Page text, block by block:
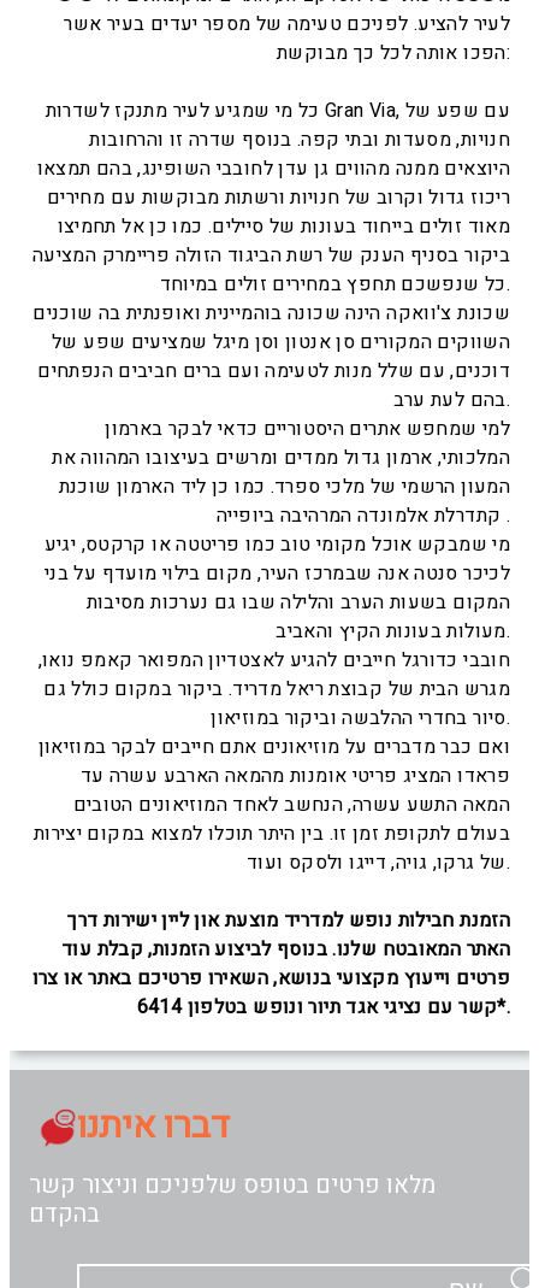
לעיר להציע. לפניכם טעימה של מספר יעדים בעיר אשר
הפכו אותה לכל כך מבוקשת:
כל מי שמגיע לעיר מתנקז לשדרות Gran Via, עם שפע של
חנויות, מסעדות ובתי קפה. בנוסף שדרה זו והרחובות
היוצאים ממנה מהווים גן עדן לחובבי השופינג, בהם תמצאו
ריכוז גדול וקרוב של חנויות ורשתות מבוקשות עם מחירים
מאוד זולים בייחוד בעונות של סיילים. כמו כן אל תחמיצו
ביקור בסניף הענק של רשת הביגוד הזולה פריימרק המציעה
כל שנפשכם תחפץ במחירים זולים במיוחד.
שכונת צ'וואקה הינה שכונה בוהמיינית ואופנתית בה שוכנים
השווקים המקורים סן אנטון וסן מיגל שמציעים שפע של
דוכנים, עם שלל מנות לטעימה ועם ברים חביבים הנפתחים
בהם לעת ערב.
למי שמחפש אתרים היסטוריים כדאי לבקר בארמון
המלכותי, ארמון גדול ממדים ומרשים בעיצובו המהווה את
המעון הרשמי של מלכי ספרד. כמו כן ליד הארמון שוכנת
קתדרלת אלמונדה המרהיבה ביופייה.
מי שמבקש אוכל מקומי טוב כמו פריטטה או קרקטס, יגיע
לכיכר סנטה אנה שבמרכז העיר, מקום בילוי מועדף על בני
המקום בשעות הערב והלילה שבו גם נערכות מסיבות
מעולות בעונות הקיץ והאביב.
חובבי כדורגל חייבים להגיע לאצטדיון המפואר קאמפ נואו,
מגרש הבית של קבוצת ריאל מדריד. ביקור במקום כולל גם
סיור בחדרי ההלבשה וביקור במוזיאון.
ואם כבר מדברים על מוזיאונים אתם חייבים לבקר במוזיאון
פראדו המציג פריטי אומנות מהמאה הארבע עשרה עד
המאה התשע עשרה, הנחשב לאחד המוזיאונים הטובים
בעולם לתקופת זמן זו. בין היתר תוכלו למצוא במקום יצירות
של גרקו, גויה, דייגו ולסקס ועוד.
הזמנת חבילות נופש למדריד מוצעת און ליין ישירות דרך
האתר המאובטח שלנו. בנוסף לביצוע הזמנות, קבלת עוד
פרטים וייעוץ מקצועי בנושא, השאירו פרטיכם באתר או צרו
קשר עם נציגי אגד תיור ונופש בטלפון 6414*.
דברו איתנו
מלאו פרטים בטופס שלפניכם וניצור קשר
בהקדם